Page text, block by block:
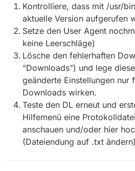
Kontrolliere, dass mit /usr/
aktuelle Version aufgerufen
Setze den User Agent
keine Leerschläge)
Lösche den fehlerhaften
“Downloads”) und lege
geänderte Einstellungen nur
Downloads wirken.
Teste den DL erneut und
Hilfemenü eine
anschauen und/oder hier
(Dateiendung auf .txt